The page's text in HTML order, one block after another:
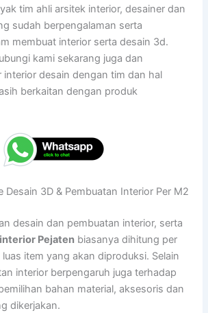
tim ahli arsitek interior, desainer dan
sudah berpengalaman serta
membuat interior serta desain 3d.
kami sekarang juga dan
interior desain dengan tim dan hal
berkaitan dengan produk
Desain 3D & Pembuatan Interior Per M2
desain dan pembuatan interior, serta
Pejaten biasanya dihitung per
item yang akan diproduksi. Selain
interior berpengaruh juga terhadap
bahan material, aksesoris dan
dikerjakan.